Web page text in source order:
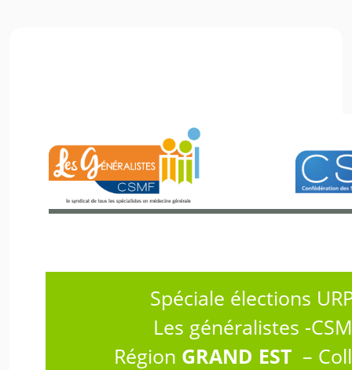
Spéciale élections
Les généralistes -
Région GRAND EST –